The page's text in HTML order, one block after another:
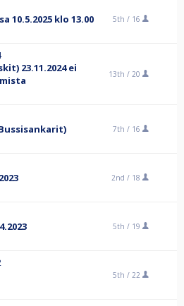
10.5.2025 klo 13.00 5th / 16
23.11.2024 ei
13th / 20
7th / 16
2nd / 18
5th / 19
5th / 22